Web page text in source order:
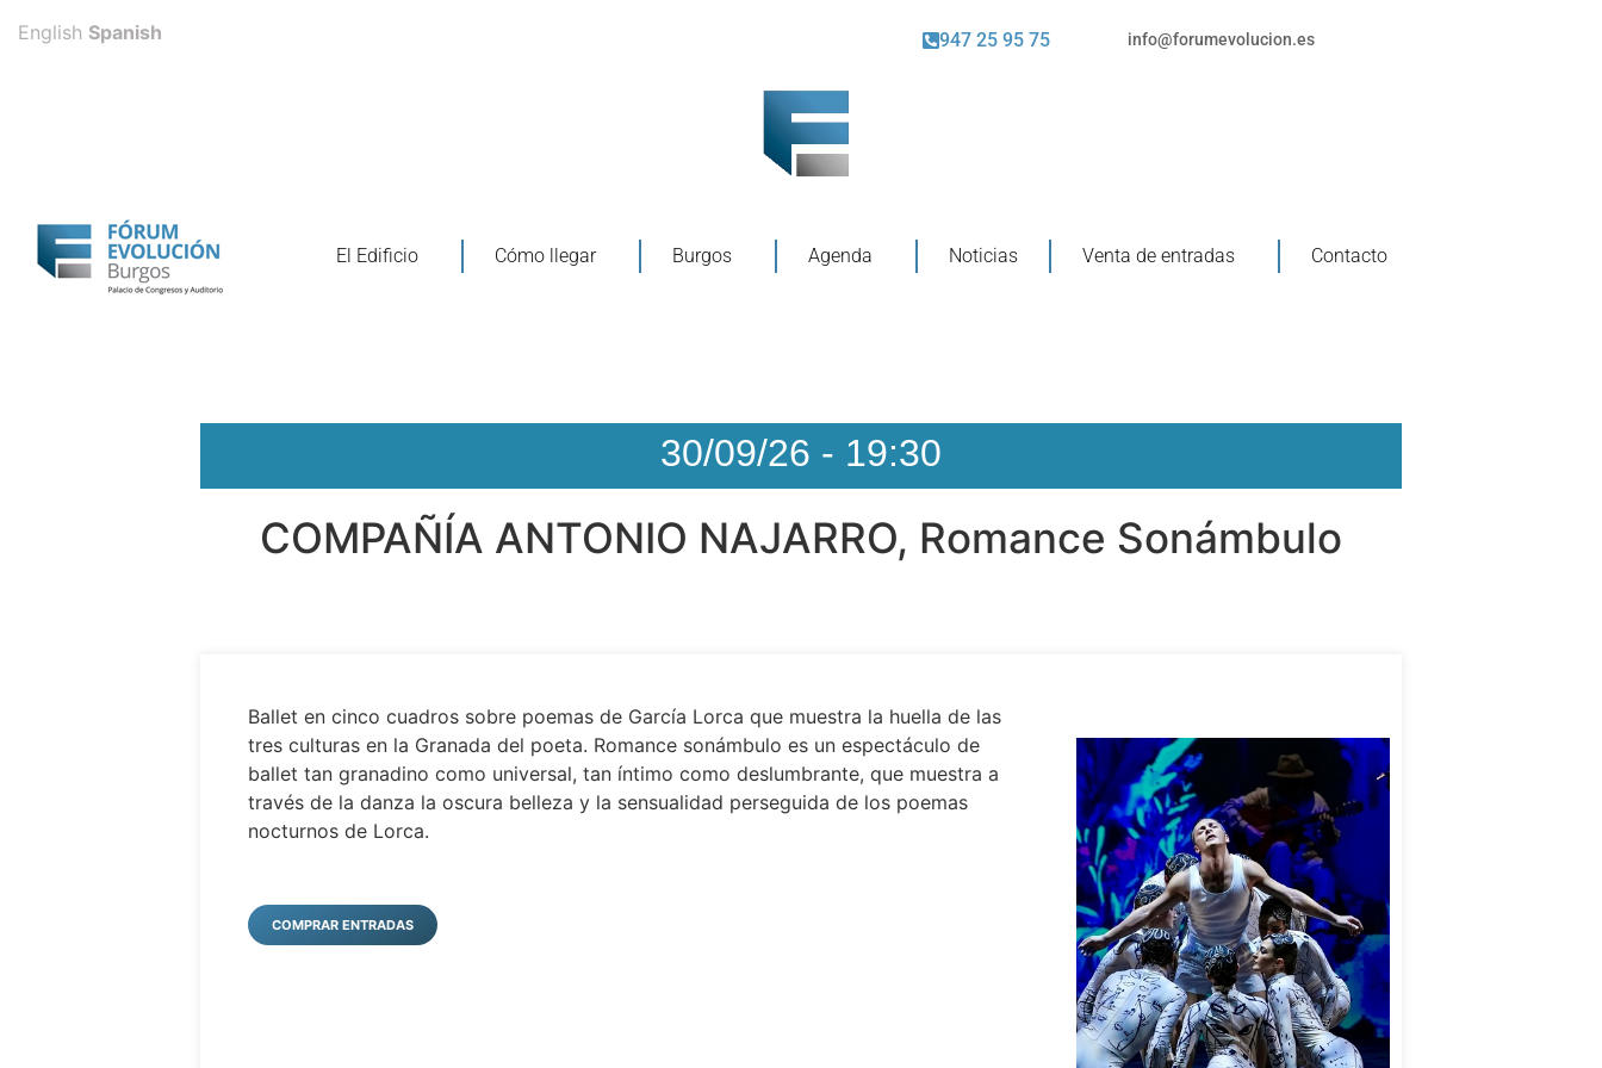
947 25 95 75 info@forumevolucion.es
El Edificio Cómo llegar Burgos Agenda Noticias Venta de entradas Contacto
30/09/26 - 19:30
COMPAÑÍA ANTONIO NAJARRO, Romance Sonámbulo
Ballet en cinco cuadros sobre poemas de García Lorca que muestra la huella de las
tres culturas en la Granada del poeta. Romance sonámbulo es un espectáculo de
ballet tan granadino como universal, tan íntimo como deslumbrante, que mues­tra a
través de la danza la oscura belleza y la sensualidad perseguida de los poemas
nocturnos de Lorca.
COMPRAR ENTRADAS
English Spanish